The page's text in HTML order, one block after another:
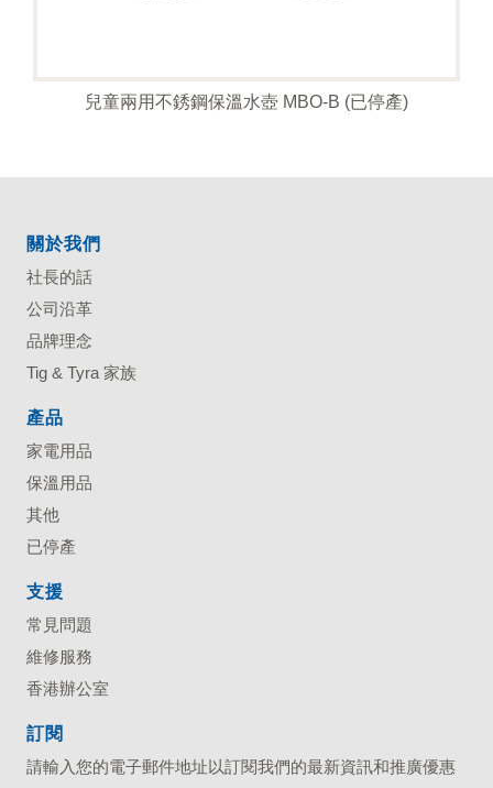
兒童兩用不銹鋼保溫水壺 MBO-B (已停產)
關於我們
社長的話
公司沿革
品牌理念
Tig & Tyra 家族
產品
家電用品
保溫用品
其他
已停產
支援
常見問題
維修服務
香港辦公室
訂閱
請輸入您的電子郵件地址以訂閱我們的最新資訊和推廣優惠